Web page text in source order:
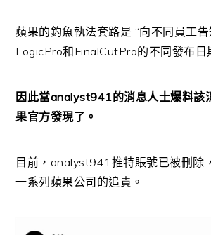
蘋果的釣魚執法套路是 “向不同員工
LogicPro和FinalCutPro的不同發布日
因此當analyst941的消息人士爆料該
果官方發現了。
目前，analyst941推特賬號已被刪除
一系列蘋果公司的追責。